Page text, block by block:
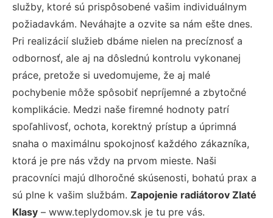
služby, ktoré sú prispôsobené vašim individuálnym
požiadavkám. Neváhajte a ozvite sa nám ešte dnes.
Pri realizácií služieb dbáme nielen na precíznosť a
odbornosť, ale aj na dôslednú kontrolu vykonanej
práce, pretože si uvedomujeme, že aj malé
pochybenie môže spôsobiť nepríjemné a zbytočné
komplikácie. Medzi naše firemné hodnoty patrí
spoľahlivosť, ochota, korektný prístup a úprimná
snaha o maximálnu spokojnosť každého zákazníka,
ktorá je pre nás vždy na prvom mieste. Naši
pracovníci majú dlhoročné skúsenosti, bohatú prax a
sú plne k vašim službám. Zapojenie radiátorov Zlaté
Klasy – www.teplydomov.sk je tu pre vás.